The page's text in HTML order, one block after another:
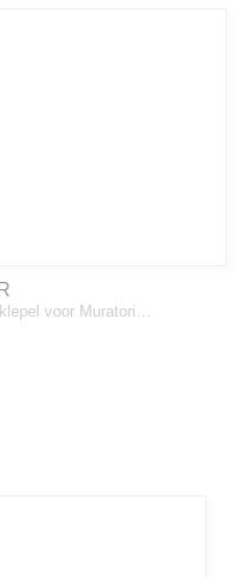
voor Muratori…